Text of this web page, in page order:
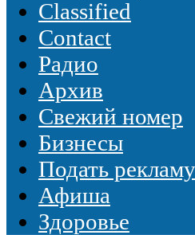
Classified
Contact
Радио
Архив
Свежий номер
Бизнесы
Подать
Афиша
Здоровье